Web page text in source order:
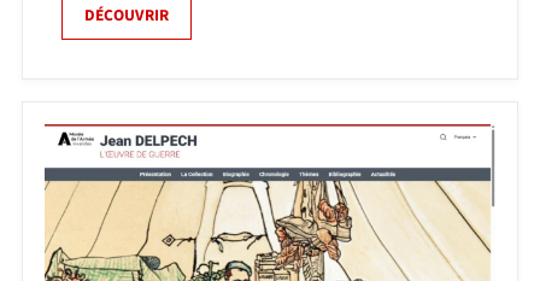
DÉCOUVRIR